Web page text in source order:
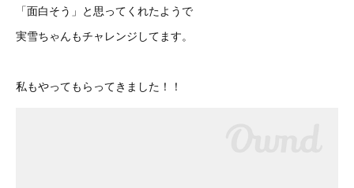
「面白そう」と思ってくれたようで
実雪ちゃんもチャレンジしてます。
私もやってもらってきました！！